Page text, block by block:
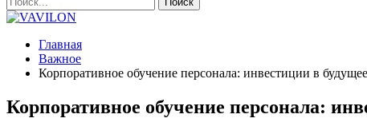
Главная
Важное
Корпоративное обучение персонала: инвестиции в
Корпоративное обучение персонала: